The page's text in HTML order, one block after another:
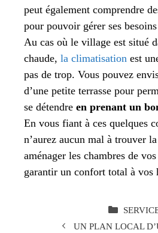
peut également comprendre
pour pouvoir gérer ses
Au cas où le village est situé
chaude, la climatisation est
pas de trop. Vous pouvez
d’une petite terrasse pour
se détendre en prenant un
En vous fiant à ces quelques
n’aurez aucun mal à trouver
aménager les chambres de
garantir un confort total à vos
UN PLAN LOCAL